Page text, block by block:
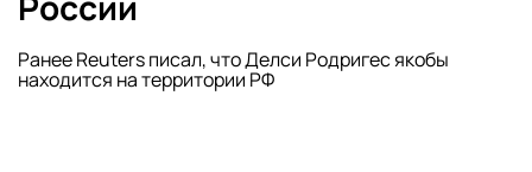
Ранее Reuters писал, что Делси Родригес якобы
находится на территории РФ